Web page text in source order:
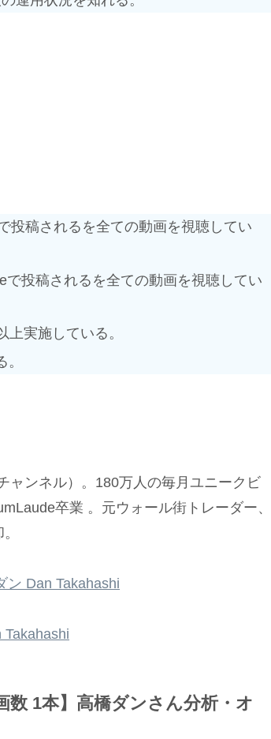
投稿されるを全ての動画を視聴してい
投稿されるを全ての動画を視聴してい
実施している。
ャンネル）。180万人の毎月ユニークビ
卒業 。元ウォール街トレーダー、
ン Dan Takahashi
Takahashi
数 1本】高橋ダンさん分析・オ